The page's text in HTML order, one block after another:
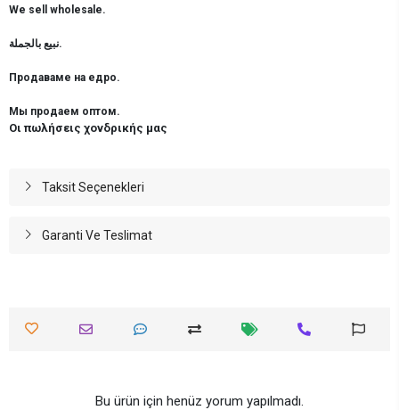
We sell wholesale.
نبيع بالجملة.
Продаваме на едро.
Мы продаем оптом.
Οι πωλήσεις χονδρικής μας
Taksit Seçenekleri
Garanti Ve Teslimat
Bu ürün için henüz yorum yapılmadı.